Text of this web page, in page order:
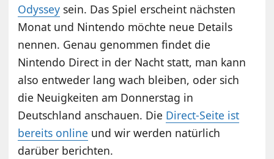
Odyssey sein. Das Spiel erscheint nächsten
Monat und Nintendo möchte neue Details
nennen. Genau genommen findet die
Nintendo Direct in der Nacht statt, man kann
also entweder lang wach bleiben, oder sich
die Neuigkeiten am Donnerstag in
Deutschland anschauen. Die Direct-Seite ist
bereits online und wir werden natürlich
darüber berichten.